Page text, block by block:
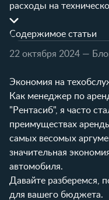
расходы на
Содержимое статьи
22 октября 2024 —
Экономия на
Как менеджер по
"Рентасиб", я часто
преимуществах
самых весомых
значительная
автомобиля.
Давайте разберемся,
для вашего бюджета.